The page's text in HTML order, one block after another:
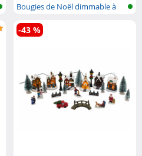
Bougies de Noël dimmable à
LED avec..
-43 %